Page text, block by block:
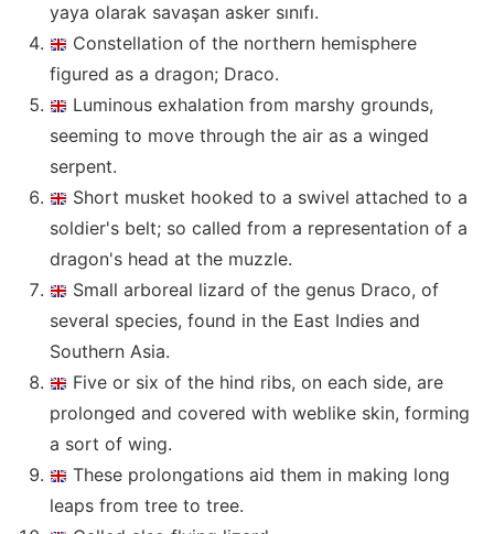
yaya olarak savaşan asker sınıfı.
Constellation of the northern hemisphere
figured as a dragon; Draco.
Luminous exhalation from marshy grounds,
seeming to move through the air as a winged
serpent.
Short musket hooked to a swivel attached to a
soldier's belt; so called from a representation of a
dragon's head at the muzzle.
Small arboreal lizard of the genus Draco, of
several species, found in the East Indies and
Southern Asia.
Five or six of the hind ribs, on each side, are
prolonged and covered with weblike skin, forming
a sort of wing.
These prolongations aid them in making long
leaps from tree to tree.